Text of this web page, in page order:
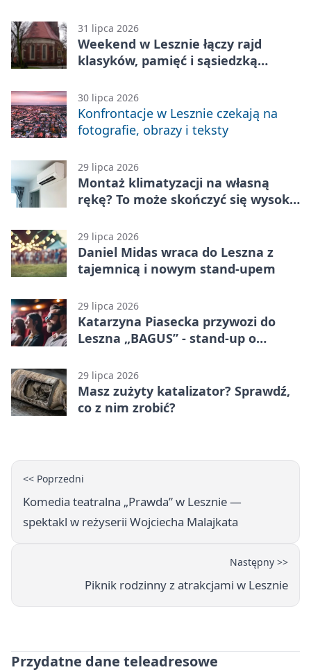
31 lipca 2026
Weekend w Lesznie łączy rajd
klasyków, pamięć i sąsiedzką
30 lipca 2026
Konfrontacje w Lesznie czekają na
fotografie, obrazy i teksty
29 lipca 2026
Montaż klimatyzacji na własną
rękę? To może skończyć się wysoką
29 lipca 2026
Daniel Midas wraca do Leszna z
tajemnicą i nowym stand-upem
29 lipca 2026
Katarzyna Piasecka przywozi do
Leszna „BAGUS” - stand-up o
29 lipca 2026
Masz zużyty katalizator? Sprawdź,
co z nim zrobić?
<< Poprzedni
Komedia teatralna „Prawda” w Lesznie —
spektakl w reżyserii Wojciecha Malajkata
Następny >>
Piknik rodzinny z atrakcjami w Lesznie
Przydatne dane teleadresowe